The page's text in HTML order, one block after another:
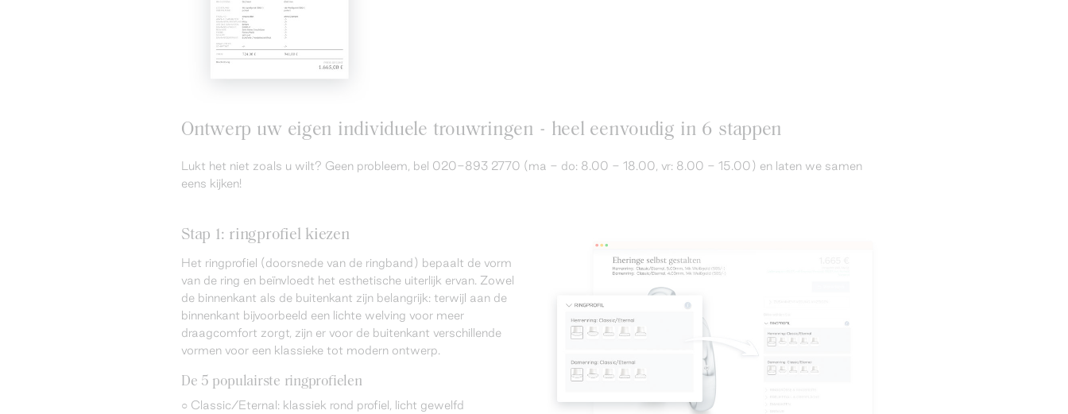
Ontwerp uw eigen individuele trouwringen - heel eenvoudig in 6 stappen
Lukt het niet zoals u wilt? Geen probleem, bel 020-893 2770 (ma - do: 8.00 - 18.00, vr: 8.00 - 15.00) en laten we samen
eens kijken!
Stap 1: ringprofiel kiezen
Het ringprofiel (doorsnede van de ringband) bepaalt de vorm
van de ring en beïnvloedt het esthetische uiterlijk ervan. Zowel
de binnenkant als de buitenkant zijn belangrijk: terwijl aan de
binnenkant bijvoorbeeld een lichte welving voor meer
draagcomfort zorgt, zijn er voor de buitenkant verschillende
vormen voor een klassieke tot modern ontwerp.
De 5 populairste ringprofielen
○ Classic/Eternal: klassiek rond profiel, licht gewelfd